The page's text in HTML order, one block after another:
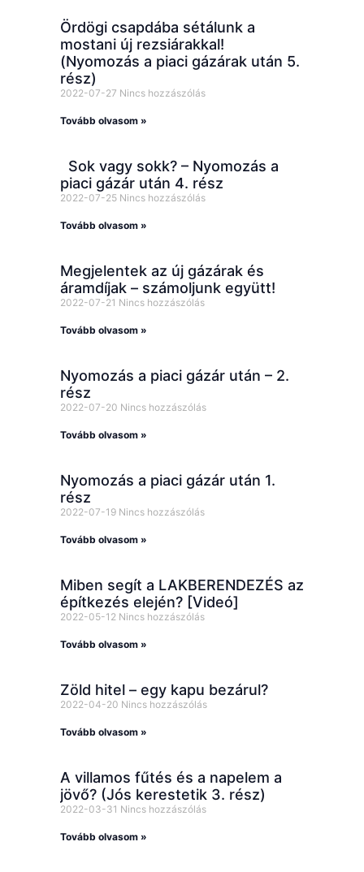
Ördögi csapdába sétálunk a
mostani új rezsiárakkal!
(Nyomozás a piaci gázárak után 5.
rész)
2022-07-27 Nincs hozzászólás
Tovább olvasom »
Sok vagy sokk? – Nyomozás a
piaci gázár után 4. rész
2022-07-25 Nincs hozzászólás
Tovább olvasom »
Megjelentek az új gázárak és
áramdíjak – számoljunk együtt!
2022-07-21 Nincs hozzászólás
Tovább olvasom »
Nyomozás a piaci gázár után – 2.
rész
2022-07-20 Nincs hozzászólás
Tovább olvasom »
Nyomozás a piaci gázár után 1.
rész
2022-07-19 Nincs hozzászólás
Tovább olvasom »
Miben segít a LAKBERENDEZÉS az
építkezés elején? [Videó]
2022-05-12 Nincs hozzászólás
Tovább olvasom »
Zöld hitel – egy kapu bezárul?
2022-04-20 Nincs hozzászólás
Tovább olvasom »
A villamos fűtés és a napelem a
jövő? (Jós kerestetik 3. rész)
2022-03-31 Nincs hozzászólás
Tovább olvasom »